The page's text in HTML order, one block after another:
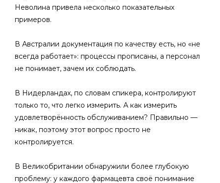
Неволина привела несколько показательных
примеров.
В Австралии документация по качеству есть, но «не
всегда работает»: процессы прописаны, а персонал
не понимает, зачем их соблюдать.
В Нидерландах, по словам спикера, контролируют
только то, что легко измерить. А как измерить
удовлетворённость обслуживанием? Правильно —
никак, поэтому этот вопрос просто не
контролируется.
В Великобритании обнаружили более глубокую
проблему: у каждого фармацевта своё понимание